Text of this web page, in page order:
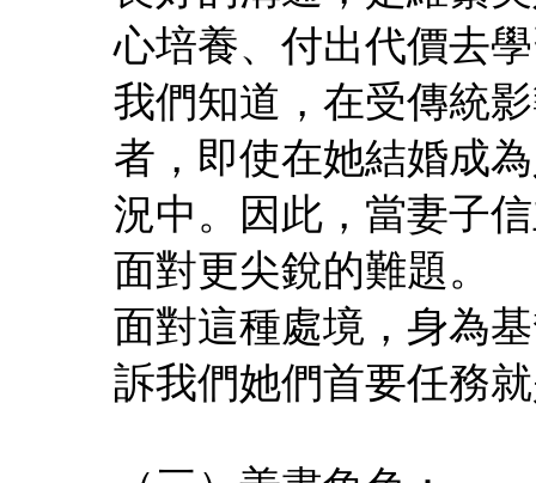
心培養、付出代價去
我們知道，在受傳統
者，即使在她結婚成
況中。因此，當妻子
面對更尖銳的難題。
面對這種處境，身為
訴我們她們首要任務